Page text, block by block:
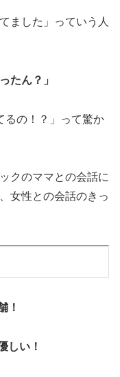
ました」っていう人
たん？」
るの！？」って驚か
クのママとの会話に
女性との会話のきっ
！
しい！